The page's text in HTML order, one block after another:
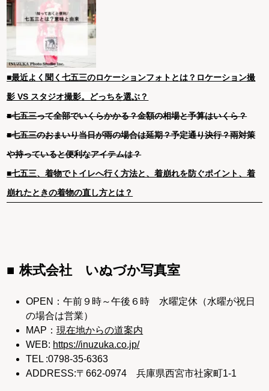
■最近よく聞く七五三のロケーションフォトとは？ロケーション撮
影 VS スタジオ撮影。どっちを選ぶ？
■七五三って全部でいくらかかる？金額の相場と予算はいくら？
■七五三のおまいり当日が雨の場合は延期？予定通り決行？雨対策
や持っていると便利なアイテムは？
■七五三、着物でトイレへ行く方法と、着崩れを防ぐポイント、着
崩れたときの着物の直し方とは？
株式会社 いぬづか写真室
OPEN：午前９時～午後６時 水曜定休（水曜が祝日
の場合は営業）
MAP：現在地からの道案内
WEB: https://inuzuka.co.jp/
TEL :0798-35-6363
ADDRESS:〒662-0974 兵庫県西宮市社家町1-1